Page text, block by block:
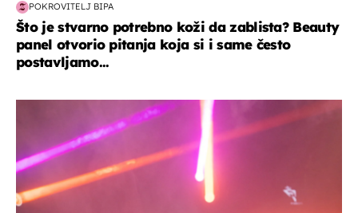
POKROVITELJ BIPA
Što je stvarno potrebno koži da zablista? Beauty
panel otvorio pitanja koja si i same često
postavljamo...